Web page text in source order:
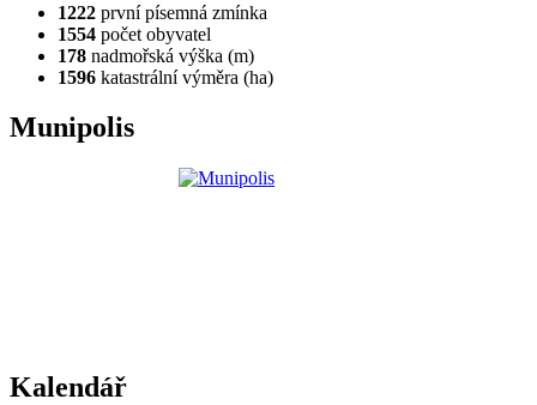
1222 první písemná zmínka
1554 počet obyvatel
178 nadmořská výška (m)
1596 katastrální výměra (ha)
Munipolis
Kalendář